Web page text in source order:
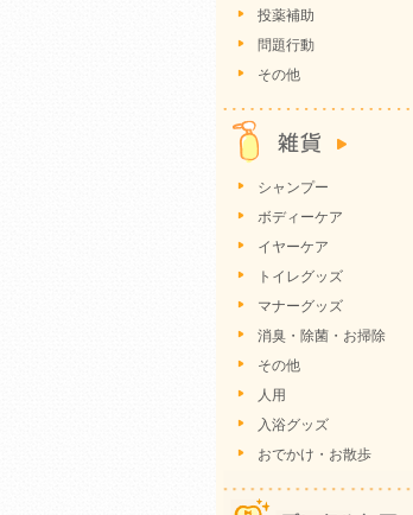
投薬補助
問題行動
その他
シャンプー
ボディーケア
イヤーケア
トイレグッズ
マナーグッズ
消臭・除菌・お掃除
その他
人用
入浴グッズ
おでかけ・お散歩